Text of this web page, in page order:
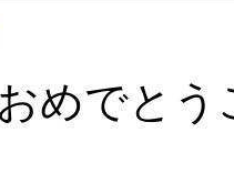
めでとう